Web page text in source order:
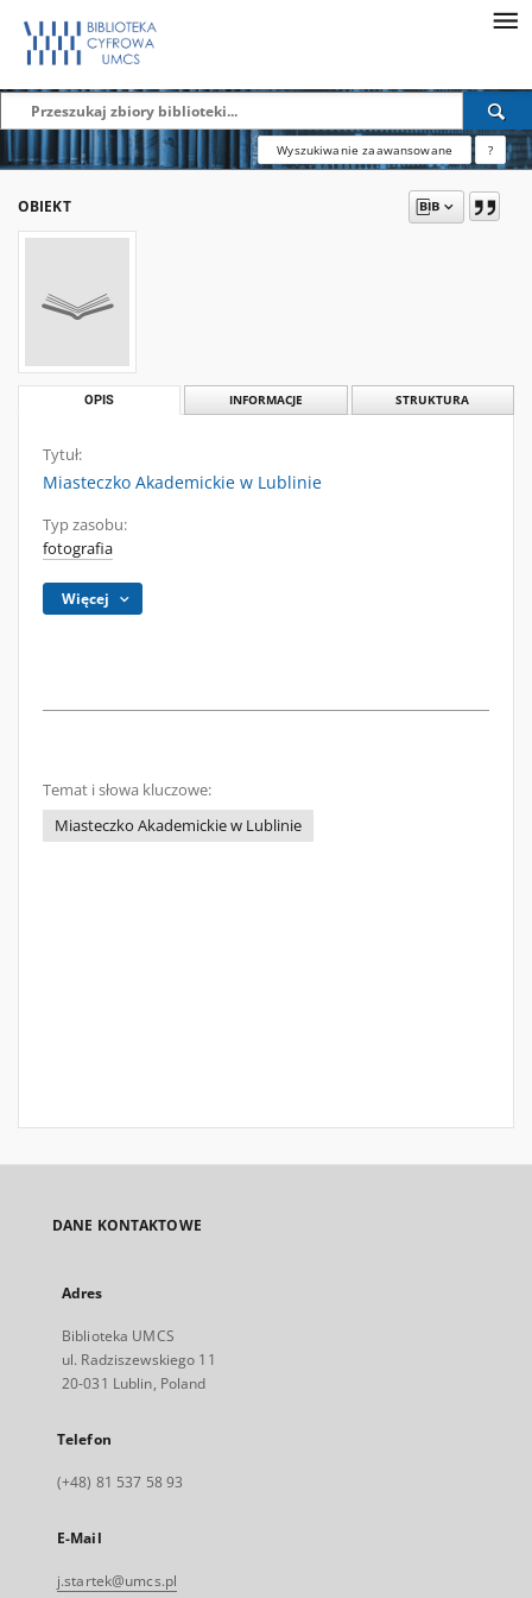
Wyszukiwanie zaawansowane ?
OBIEKT
OPIS INFORMACJE STRUKTURA
Tytuł:
Miasteczko Akademickie w Lublinie
Typ zasobu:
fotografia
Więcej
Temat i słowa kluczowe:
Miasteczko Akademickie w Lublinie
DANE KONTAKTOWE
Adres
Biblioteka UMCS
ul. Radziszewskiego 11
20-031 Lublin, Poland
Telefon
(+48) 81 537 58 93
E-Mail
j.startek@umcs.pl